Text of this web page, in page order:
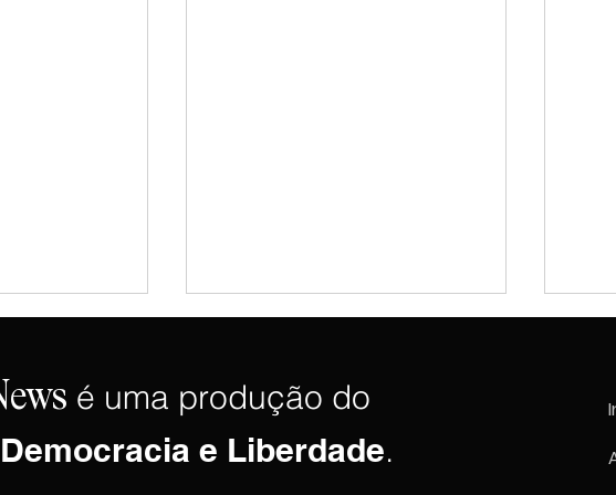
é uma produção do
e Liberdade.